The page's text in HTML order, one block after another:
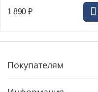
1 890 ₽
Покупателям